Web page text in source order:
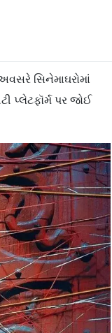
સિનેમાઘરોમાં
પ્લેટફૉર્મ પર જોઈ